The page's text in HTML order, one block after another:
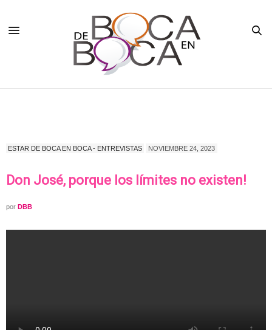
ESTAR DE BOCA EN BOCA - ENTREVISTAS NOVIEMBRE 24, 2023
Don José, porque los límites no existen!
por DBB